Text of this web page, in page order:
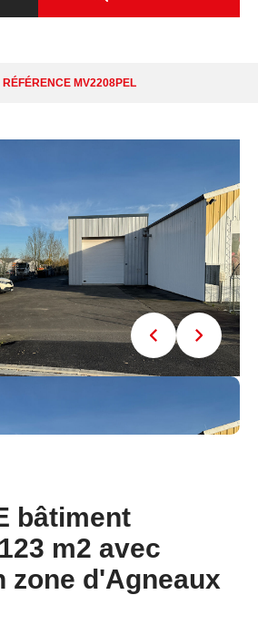
RÉFÉRENCE MV2208PEL
bâtiment
m2 avec
zone d'Agneaux